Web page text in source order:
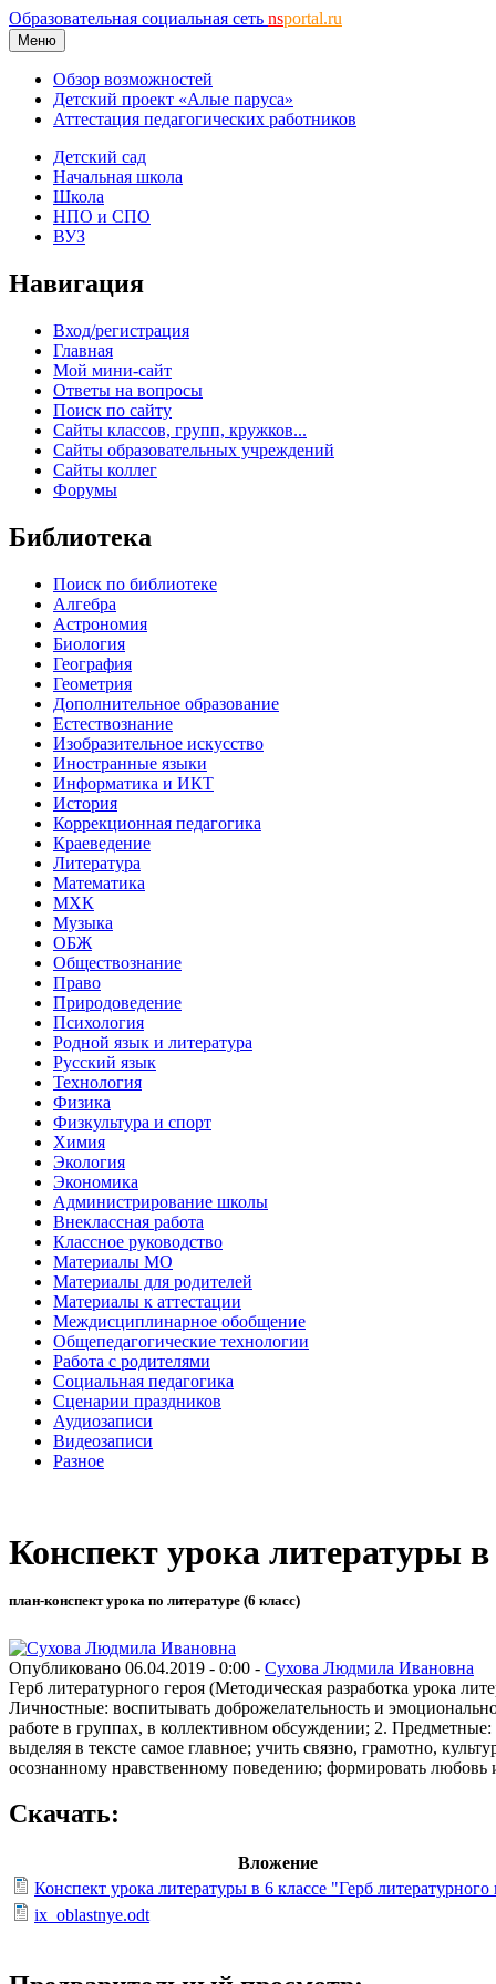
Образовательная социальная сеть nsportal.ru
Меню
Обзор возможностей
Детский проект «Алые паруса»
Аттестация педагогических работников
Детский сад
Начальная школа
Школа
НПО и СПО
ВУЗ
Навигация
Вход/регистрация
Главная
Мой мини-сайт
Ответы на вопросы
Поиск по сайту
Сайты классов, групп, кружков...
Сайты образовательных учреждений
Сайты коллег
Форумы
Библиотека
Поиск по библиотеке
Алгебра
Астрономия
Биология
География
Геометрия
Дополнительное образование
Естествознание
Изобразительное искусство
Иностранные языки
Информатика и ИКТ
История
Коррекционная педагогика
Краеведение
Литература
Математика
МХК
Музыка
ОБЖ
Обществознание
Право
Природоведение
Психология
Родной язык и литература
Русский язык
Технология
Физика
Физкультура и спорт
Химия
Экология
Экономика
Администрирование школы
Внеклассная работа
Классное руководство
Материалы МО
Материалы для родителей
Материалы к аттестации
Междисциплинарное обобщение
Общепедагогические технологии
Работа с родителями
Социальная педагогика
Сценарии праздников
Аудиозаписи
Видеозаписи
Разное
Конспект урока литературы
план-конспект урока по литературе (6 класс)
Опубликовано 06.04.2019 - 0:00 - Сухова Людмила Ивановна
Герб литературного героя (Методическая разработка урока
Личностные: воспитывать доброжелательность и
работе в группах, в коллективном обсуждении; 2.
выделяя в тексте самое главное; учить связно, грамотно,
осознанному нравственному поведению; формировать
Скачать:
Вложение
Конспект урока литературы в 6 классе "Герб литературного
ix_oblastnye.odt